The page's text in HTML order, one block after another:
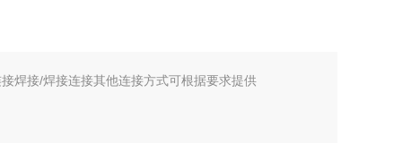
焊接/焊接连接其他连接方式可根据要求提供